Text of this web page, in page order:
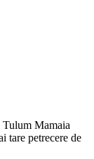
Tulum Mamaia
tare petrecere de